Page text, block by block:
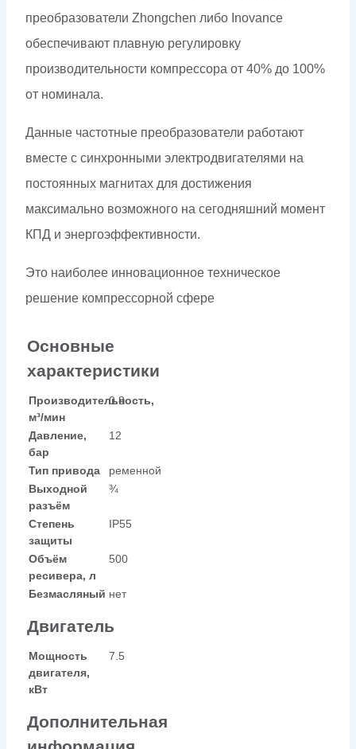
преобразователи Zhongchen либо Inovance
обеспечивают плавную регулировку
производительности компрессора от 40% до 100%
от номинала.
Данные частотные преобразователи работают
вместе с синхронными электродвигателями на
постоянных магнитах для достижения
максимально возможного на сегодняшний момент
КПД и энергоэффективности.
Это наиболее инновационное техническое
решение компрессорной сфере
Основные
характеристики
Производительность,
м³/мин
0.8
Давление,
бар
12
Тип привода
ременной
Выходной
разъём
¾
Степень
защиты
IP55
Объём
ресивера, л
500
Безмасляный нет
Двигатель
Мощность
двигателя,
кВт
7.5
Дополнительная